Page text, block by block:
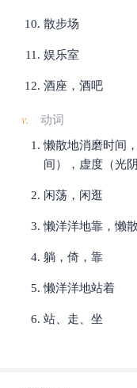
散步场
娱乐室
酒座，酒吧
v.
动词
懒散地消磨时间
间），虚度（光
闲荡，闲逛
懒洋洋地靠，懒
躺，倚，靠
懒洋洋地站着
站、走、坐